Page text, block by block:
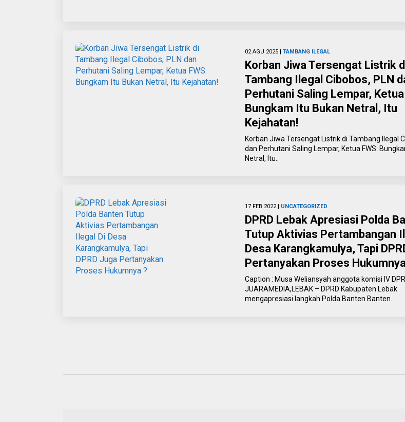
02 AGU 2025 | TAMBANG ILEGAL
Korban Jiwa Tersengat Listrik
Tambang Ilegal Cibobos, PLN
Perhutani Saling Lempar, Ketua
Bungkam Itu Bukan Netral, Itu
Kejahatan!
Korban Jiwa Tersengat Listrik di Tambang Ilegal
dan Perhutani Saling Lempar, Ketua FWS:
Netral, Itu..
17 FEB 2022 | UNCATEGORIZED
DPRD Lebak Apresiasi Polda
Tutup Aktivias Pertambangan
Desa Karangkamulya, Tapi
Pertanyakan Proses
Caption : Musa Weliansyah anggota komisi IV
JUARAMEDIA,LEBAK – DPRD Kabupaten Lebak
mengapresiasi langkah Polda Banten Banten..